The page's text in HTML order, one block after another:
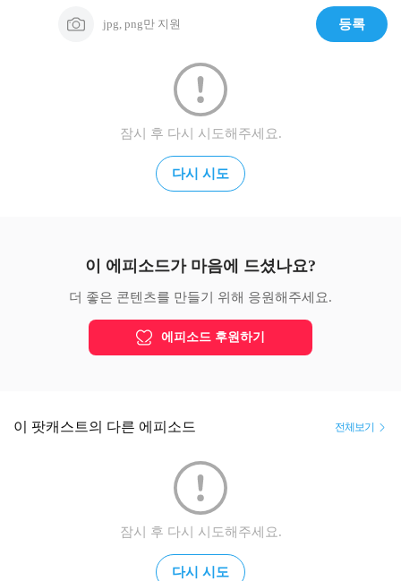
27. 이는 내 영혼을 음부에 버리지 아니하시며 주의 거룩한 자로
썩음을 당하지 않게 하실 것임이로다
28. 주께서 생명의 길을 내게 보이셨으니 주 앞에서 내게 기쁨이
충만하게 하시리로다 하였으므로
29. 형제들아 내가 조상 다윗에 대하여 담대히 말할 수 있노니
다윗이 죽어 장사되어 그 묘가 오늘까지 우리 중에 있도다
30. 그는 선지자라 하나님이 이미 맹세하사 그 자손 중에서 한
사람을 그 위에 앉게 하리라 하심을 알고
되지 않고 그의 육신이 썩음을 당하지 아니하시리라 하더니
32. 이 예수를 하나님이 살리신지라 우리가 다 이 일에 증인이로
34. 다윗은 하늘에 올라가지 못하였으나 친히 말하여 이르되 주
께서 내 주에게 말씀하시기를
35. 내가 네 원수로 네 발등상이 되게 하기까지 너는 내 우편에
36. 그런즉 이스라엘 온 집은 확실히 알지니 너희가 십자가에 못
박은 이 예수를 하나님이 주와 그리스도가 되게 하셨느니라 하
jpg, png만 지원 등록
잠시 후 다시 시도해주세요.
다시 시도
이 에피소드가 마음에 드셨나요?
더 좋은 콘텐츠를 만들기 위해 응원해주세요.
에피소드 후원하기
이 팟캐스트의 다른 에피소드 전체보기
잠시 후 다시 시도해주세요.
다시 시도